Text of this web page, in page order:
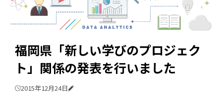
福岡県「新しい学びのプロジェク
ト」関係の発表を行いました
2015年12月24日